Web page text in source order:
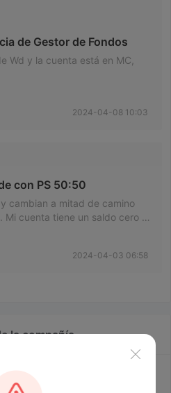
Wd y la cuenta está en MC,
2024-04-08 10:03
cambian a mitad de camino
cuenta tiene un saldo cero y
2024-04-03 06:58
la compañía